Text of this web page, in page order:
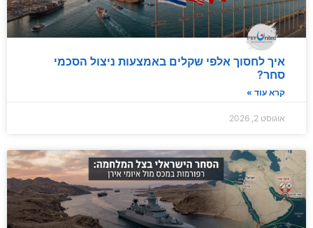
איך לחסוך אלפי שקלים באמצעות ניצול הסכמי
סחר?
קרא עוד »
אוגוסט 2, 2026